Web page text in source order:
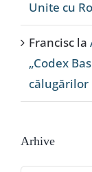
Unite cu
Francisc la
„Codex
călugărilor
Arhive